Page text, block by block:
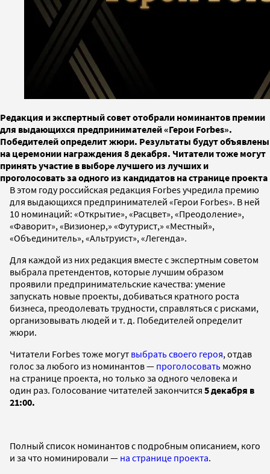
Редакция и экспертный совет отобрали номинантов премии
для выдающихся предпринимателей «Герои Forbes».
Победителей определит жюри. Результаты будут объявлены
на церемонии награждения 8 декабря. Читатели тоже могут
принять участие в выборе лучшего из лучших и
проголосовать за одного из кандидатов на странице проекта
В этом году российская редакция Forbes учредила премию
для выдающихся предпринимателей «Герои Forbes». В ней
10 номинаций: «Открытие», «Расцвет», «Преодоление»,
«Фаворит», «Визионер,» «Футурист,» «Местный»,
«Объединитель», «Альтруист», «Легенда».
Для каждой из них редакция вместе с экспертным советом
выбрала претендентов, которые лучшим образом
проявили предпринимательские качества: умение
запускать новые проекты, добиваться кратного роста
бизнеса, преодолевать трудности, справляться с рисками,
организовывать людей и т. д. Победителей определит
жюри.
Читатели Forbes тоже могут выбрать своего героя, отдав
голос за любого из номинантов — проголосовать можно
на странице проекта, но только за одного человека и
один раз. Голосование читателей закончится 5 декабря в
21:00.
Полный список номинантов с подробным описанием, кого
и за что номинировали — на странице проекта.